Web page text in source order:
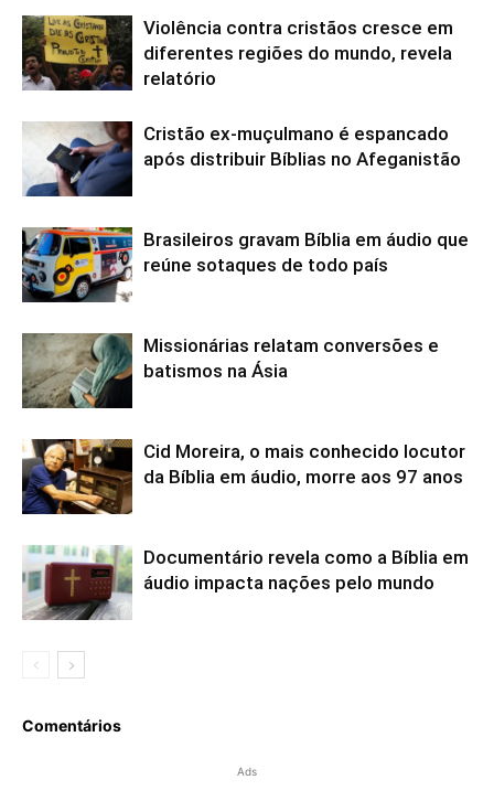
Violência contra cristãos cresce em
diferentes regiões do mundo, revela
relatório
Cristão ex-muçulmano é espancado
após distribuir Bíblias no Afeganistão
Brasileiros gravam Bíblia em áudio que
reúne sotaques de todo país
Missionárias relatam conversões e
batismos na Ásia
Cid Moreira, o mais conhecido locutor
da Bíblia em áudio, morre aos 97 anos
Documentário revela como a Bíblia em
áudio impacta nações pelo mundo
Comentários
Ads